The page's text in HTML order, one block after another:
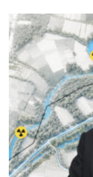
August 8, 2026 -
‘สส.ทราย’ ถาม 3
พรมแดน แม่น้ำกก-
เชียงใหม่